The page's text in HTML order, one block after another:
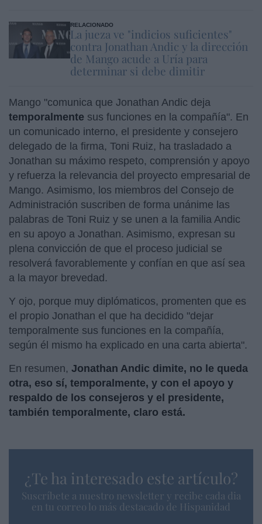
RELACIONADO
La jueza ve "indicios suficientes"
contra Jonathan Andic y la dirección
de Mango acude a Uría para
determinar si debe dimitir
Mango "comunica que Jonathan Andic deja
temporalmente sus funciones en la compañía". En
un comunicado interno, el presidente y consejero
delegado de la firma, Toni Ruiz, ha trasladado a
Jonathan su máximo respeto, comprensión y apoyo
y refuerza la relevancia del proyecto empresarial de
Mango. Asimismo, los miembros del Consejo de
Administración suscriben de forma unánime las
palabras de Toni Ruiz y se unen a la familia Andic
en su apoyo a Jonathan. Asimismo, expresan su
plena convicción de que el proceso judicial se
resolverá favorablemente y confían en que así sea
a la mayor brevedad.
Y ojo, porque muy diplómaticos, promenten que es
el propio Jonathan el que ha decidido "dejar
temporalmente sus funciones en la compañía,
según él mismo ha explicado en una carta abierta".
En resumen, Jonathan Andic dimite, no le queda
otra, eso sí, temporalmente, y con el apoyo y
respaldo de los consejeros y el presidente,
también temporalmente, claro está.
¿Te ha interesado este artículo?
Suscríbete a nuestro newsletter y recibe cada dia
en tu correo lo más destacado de Hispanidad